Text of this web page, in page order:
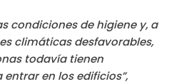
condiciones de higiene y, a
climáticas desfavorables,
todavía tienen
en los edificios”,